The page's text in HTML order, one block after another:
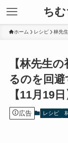
ち
ホーム レシピ 林先
【林先生
るのを回避
【11月19日
広告 レシピ